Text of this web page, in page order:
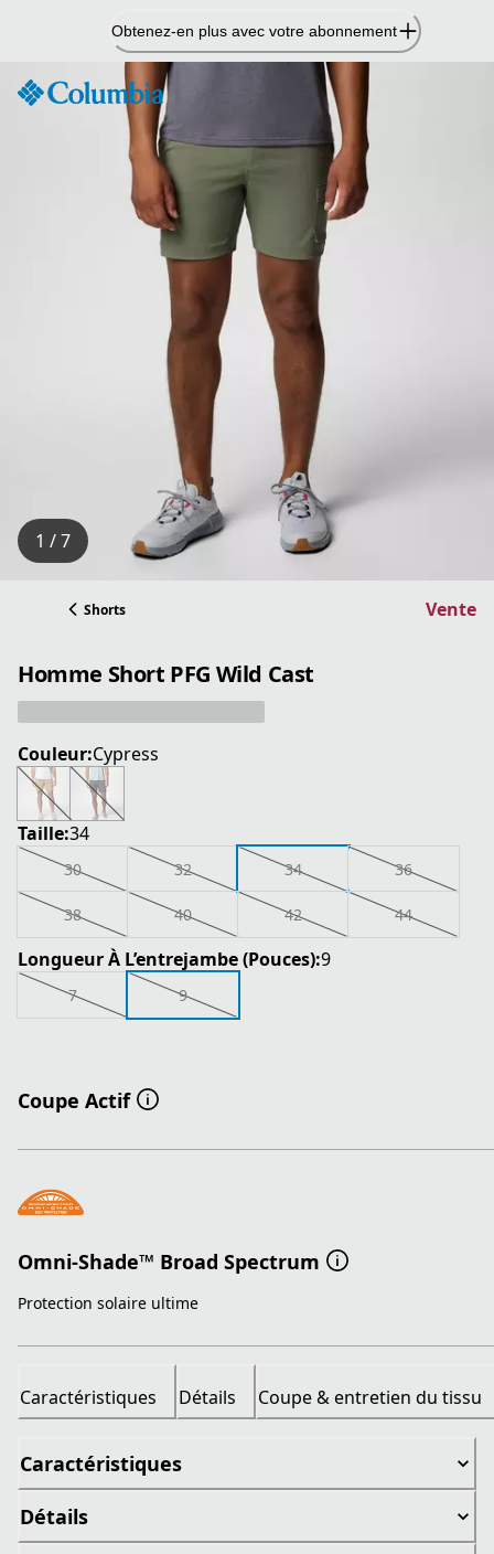
Obtenez-en plus avec votre abonnement
1 / 7
Shorts Vente
Homme Short PFG Wild Cast
Couleur:Cypress
Taille:34
30 32 34 36
38 40 42 44
Longueur À L’entrejambe (Pouces):9
7 9
Coupe Actif
Omni-Shade™ Broad Spectrum
Protection solaire ultime
Caractéristiques Détails Coupe & entretien du tissu
Caractéristiques
Détails